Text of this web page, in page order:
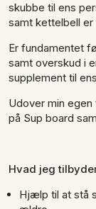
skubbe til ens
samt kettelbell
Er fundamentet
samt overskud i
supplement til
Udover min
på Sup board
Hvad jeg
Hjælp til at stå